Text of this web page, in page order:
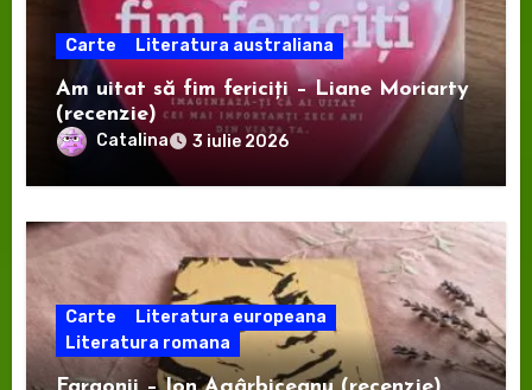
Carte Literatura australiana
Am uitat să fim fericiți – Liane Moriarty
(recenzie)
Catalina 3 iulie 2026
Carte
Literatura europeana
Literatura romana